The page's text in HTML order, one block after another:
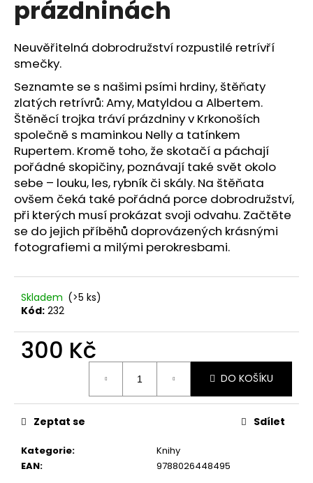
prázdninách
Neuvěřitelná dobrodružství rozpustilé retrívří
smečky.
Seznamte se s našimi psími hrdiny, štěňaty
zlatých retrívrů: Amy, Matyldou a Albertem.
Štěněcí trojka tráví prázdniny v Krkonoších
společně s maminkou Nelly a tatínkem
Rupertem. Kromě toho, že skotačí a páchají
pořádné skopičiny, poznávají také svět okolo
sebe – louku, les, rybník či skály. Na štěňata
ovšem čeká také pořádná porce dobrodružství,
při kterých musí prokázat svoji odvahu. Začtěte
se do jejich příběhů doprovázených krásnými
fotografiemi a milými perokresbami.
Skladem (>5 ks)
Kód: 232
300 Kč
DO KOŠÍKU
Kategorie:
Knihy
EAN: 9788026448495
Zeptat se Sdílet
a
í
t
?
HLEDAT
D
o
p
u
č
u
e
FOTOGRAFIE
NOVÉHO
MILÉNIA:
OD